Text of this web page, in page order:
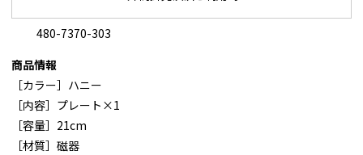
480-7370-303
商品情報
［カラー］ハニー
［内容］プレート×1
［容量］21cm
［材質］磁器